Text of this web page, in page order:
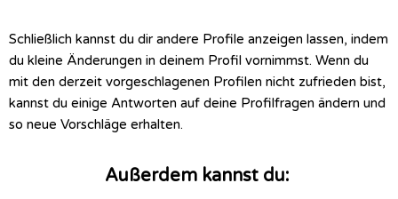
Schließlich kannst du dir andere Profile anzeigen lassen, indem
du kleine Änderungen in deinem Profil vornimmst. Wenn du
mit den derzeit vorgeschlagenen Profilen nicht zufrieden bist,
kannst du einige Antworten auf deine Profilfragen ändern und
so neue Vorschläge erhalten.
Außerdem kannst du: